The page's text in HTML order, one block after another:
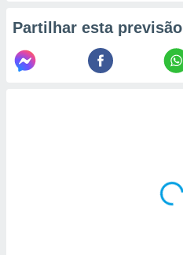
Partilhar esta previsão